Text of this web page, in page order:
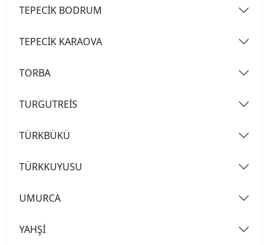
TEPECİK BODRUM
TEPECİK KARAOVA
TORBA
TURGUTREİS
TÜRKBÜKÜ
TÜRKKUYUSU
UMURCA
YAHŞİ